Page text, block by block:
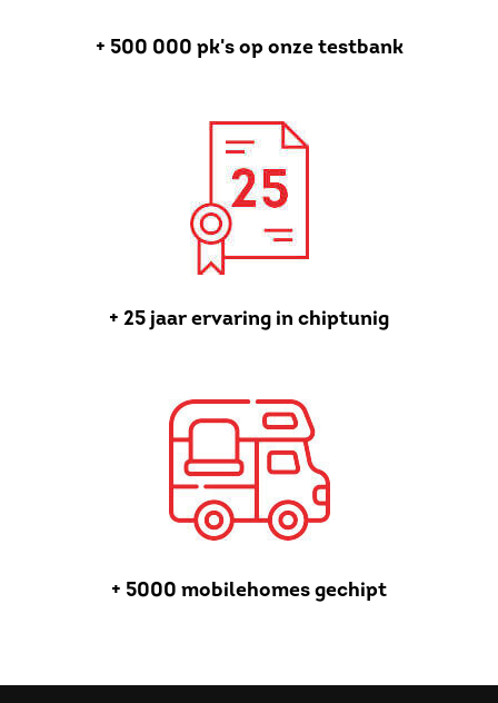
+ 500 000 pk's op onze testbank
+ 25 jaar ervaring in chiptunig
+ 5000 mobilehomes gechipt